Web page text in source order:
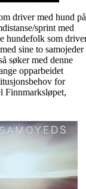
driver med hund på
sprint med
hundefolk som
sine to samojeder
søker med denne
opparbeidet
for
Finnmarksløpet,